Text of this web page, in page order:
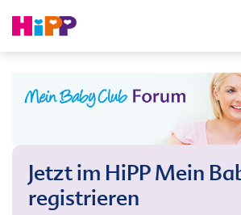
Jetzt im HiPP Mein
registrieren